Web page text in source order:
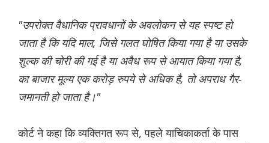
"उपरोक्त वैधानिक प्रावधानों के अवलोकन से यह स्पष्ट हो
जाता है कि यदि माल, जिसे गलत घोषित किया गया है या उसके
शुल्क की चोरी की गई है या अवैध रूप से आयात किया गया है,
का बाजार मूल्य एक करोड़ रुपये से अधिक है, तो अपराध गैर-
जमानती हो जाता है।"
कोर्ट ने कहा कि व्यक्तिगत रूप से, पहले याचिकाकर्ता के पास